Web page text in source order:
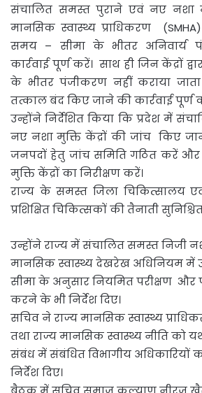
संचालित समस्त पुराने एवं नए नशा
मानसिक स्वास्थ्य प्राधिकरण
समय – सीमा के भीतर अनिवार्य
कार्रवाई पूर्ण करें। साथ ही जिन केंद्रों
के भीतर पंजीकरण नहीं कराया जाता
तत्काल बंद किए जाने की कार्रवाई पूर्ण
उन्होंने निर्देशित किया कि प्रदेश में
नए नशा मुक्ति केंद्रों की जांच किए
जनपदों हेतु जांच समिति गठित करें
मुक्ति केंद्रों का निरीक्षण करें।
राज्य के समस्त जिला चिकित्सालय
प्रशिक्षित चिकित्सकों की तैनाती
उन्होंने राज्य में संचालित समस्त निजी
मानसिक स्वास्थ्य देखरेख अधिनियम
सीमा के अनुसार नियमित परीक्षण
करने के भी निर्देश दिए।
सचिव ने राज्य मानसिक स्वास्थ्य
तथा राज्य मानसिक स्वास्थ्य नीति को
संबंध में संबंधित विभागीय अधिकारियों
निर्देश दिए।